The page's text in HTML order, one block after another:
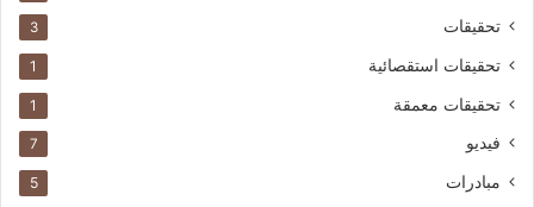
تحقيقات 3
تحقيقات استقصائية 1
تحقيقات معمقة 1
فيديو 7
مبادرات 5